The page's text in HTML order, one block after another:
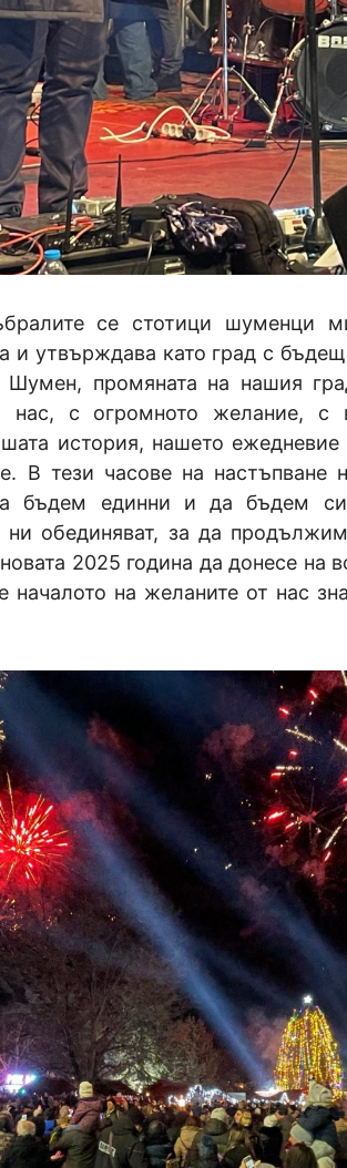
се стотици шуменци
и утвърждава като град с
Шумен, промяната на нашия
с огромното желание, с
история, нашето
В тези часове на настъпване
бъдем единни и да бъдем
ни обединяват, за да
2025 година да донесе
началото на желаните от нас